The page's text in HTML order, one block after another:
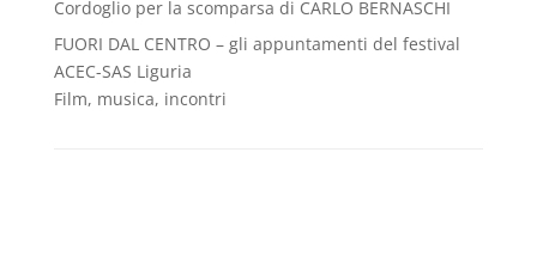
Cordoglio per la scomparsa di CARLO BERNASCHI
FUORI DAL CENTRO – gli appuntamenti del festival
ACEC-SAS Liguria
Film, musica, incontri